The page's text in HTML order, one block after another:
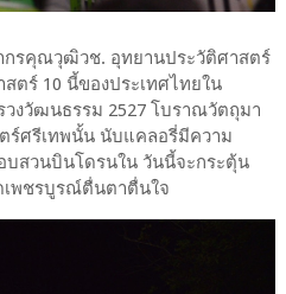
รคุณวุฒิวช. อุทยานประวัติศาสตร์
ตร์ 10 นี้ของประเทศไทยใน
งวัฒนธรรม 2527 โบราณวัตถุมา
ร์ศรีเทพนั้น นับแคลอรี่มีความ
บสวนบินโดรนใน วันนี้จะกระตุ้น
เพชรบูรณ์ตื่นตาตื่นใจ